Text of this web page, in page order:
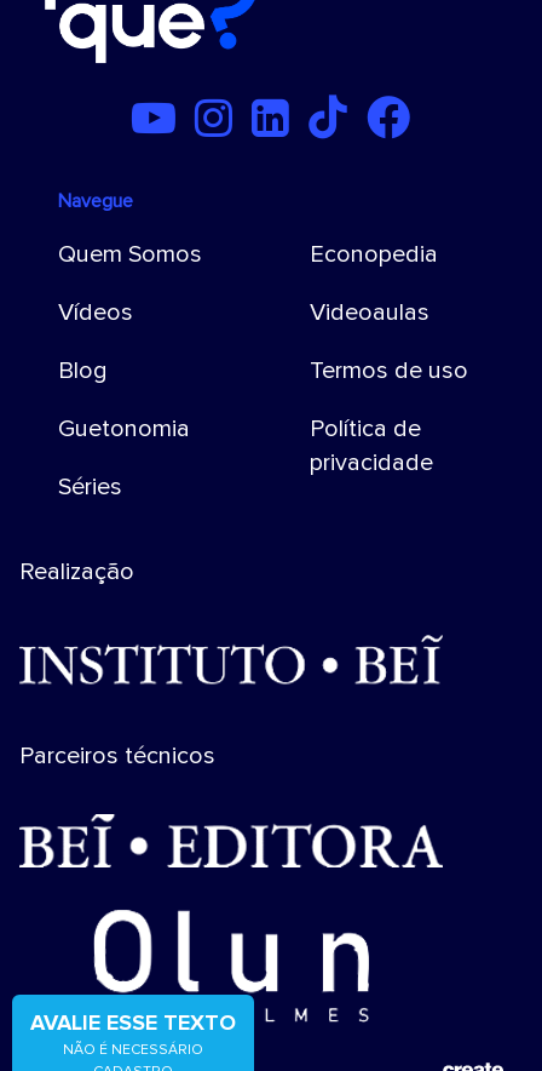
AVALIE ESSE TEXTO
NÃO É NECESSÁRIO
Navegue
Quem Somos
Vídeos
Blog
Guetonomia
Séries
Econopedia
Videoaulas
Termos de uso
Política de
privacidade
Realização
Parceiros técnicos